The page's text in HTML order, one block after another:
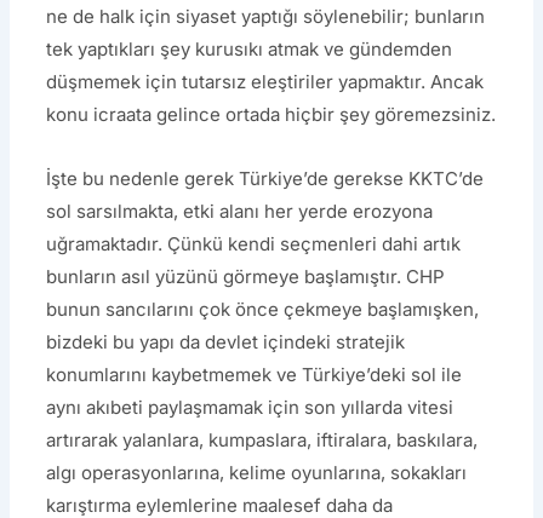
ne de halk için siyaset yaptığı söylenebilir; bunların
tek yaptıkları şey kurusıkı atmak ve gündemden
düşmemek için tutarsız eleştiriler yapmaktır. Ancak
konu icraata gelince ortada hiçbir şey göremezsiniz.
İşte bu nedenle gerek Türkiye’de gerekse KKTC’de
sol sarsılmakta, etki alanı her yerde erozyona
uğramaktadır. Çünkü kendi seçmenleri dahi artık
bunların asıl yüzünü görmeye başlamıştır. CHP
bunun sancılarını çok önce çekmeye başlamışken,
bizdeki bu yapı da devlet içindeki stratejik
konumlarını kaybetmemek ve Türkiye’deki sol ile
aynı akıbeti paylaşmamak için son yıllarda vitesi
artırarak yalanlara, kumpaslara, iftiralara, baskılara,
algı operasyonlarına, kelime oyunlarına, sokakları
karıştırma eylemlerine maalesef daha da